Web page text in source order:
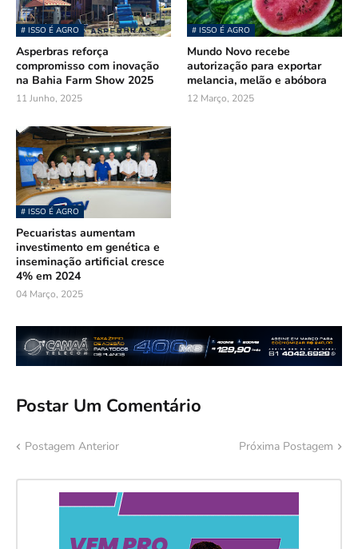
# ISSO É AGRO
Asperbras reforça
compromisso com inovação
na Bahia Farm Show 2025
11 Junho, 2025
# ISSO É AGRO
Mundo Novo recebe
autorização para exportar
melancia, melão e abóbora
12 Março, 2025
# ISSO É AGRO
Pecuaristas aumentam
investimento em genética e
inseminação artificial cresce
4% em 2024
04 Março, 2025
Postar Um Comentário
Postagem Anterior Próxima Postagem